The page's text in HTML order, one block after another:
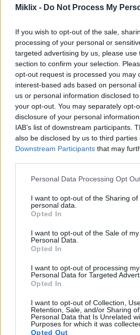
Miklix - Do Not Process My
If you wish to opt-out of the sale,
processing of your personal or
targeted advertising by us, please use
section to confirm your selection.
opt-out request is processed you may
interest-based ads based on personal
us or personal information disclosed
your opt-out. You may separately opt-
disclosure of your personal
IAB’s list of downstream participants.
also be disclosed by us to third parties
Downstream Participants that may
Please note that this website/app uses
not limited to your visit or usage
grant or deny consent to Google and
use your data for below specified
consent section.
Personal Data Processing Opt
I want to opt-out of the Sharing of
personal data.
Opted In
I want to opt-out of the Sale of my
Personal Data.
Opted In
I want to opt-out of processing my
Personal Data for Targeted
Opted In
I want to opt-out of Collection,
Retention, Sale, and/or Sharing
Personal Data that Is Unrelated
Purposes for which it was
Opted Out
складний взаємозв'язок, який
значного полегшення для тих,
алергії.
Підвищення
системи за
Метилсульфонілметан (МСМ)
роль у підтримці імунної
показують, що він може
функцію, знижуючи
запалення. Ці фактори можуть
захисні сили організму. МСМ
що підтримує сильнішу
Регулярне вживання МСМ
імунну систему. Роль
імунітеті привертає все
відомий тим, що допомагає
стресовими факторами
середовища та патогенами.
Додавання МСМ до вашого
може покращити здоров'я та
хто зосереджений на здоров'ї